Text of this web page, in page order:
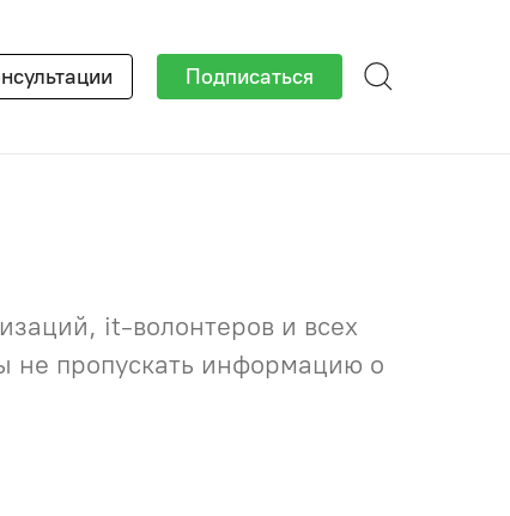
Подписаться
it-волонтеров и всех
не пропускать информацию о